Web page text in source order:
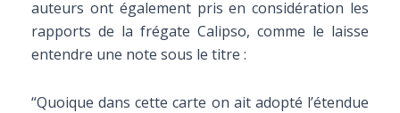
auteurs ont également pris en considération les
rapports de la frégate Calipso, comme le laisse
entendre une note sous le titre :
“Quoique dans cette carte on ait adopté l’étendue